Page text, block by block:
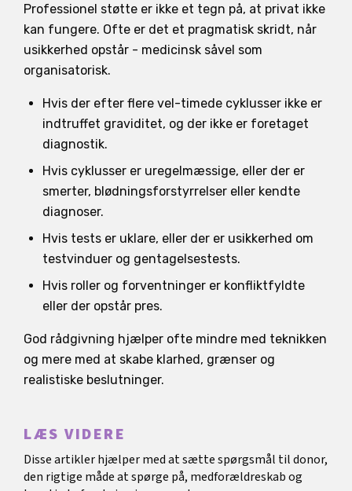
Professionel støtte er ikke et tegn på, at privat ikke
kan fungere. Ofte er det et pragmatisk skridt, når
usikkerhed opstår - medicinsk såvel som
organisatorisk.
Hvis der efter flere vel-timede cyklusser ikke er
indtruffet graviditet, og der ikke er foretaget
diagnostik.
Hvis cyklusser er uregelmæssige, eller der er
smerter, blødningsforstyrrelser eller kendte
diagnoser.
Hvis tests er uklare, eller der er usikkerhed om
testvinduer og gentagelsestests.
Hvis roller og forventninger er konfliktfyldte
eller der opstår pres.
God rådgivning hjælper ofte mindre med teknikken
og mere med at skabe klarhed, grænser og
realistiske beslutninger.
LÆS VIDERE
Disse artikler hjælper med at sætte spørgsmål til donor,
den rigtige måde at spørge på, medforældreskab og